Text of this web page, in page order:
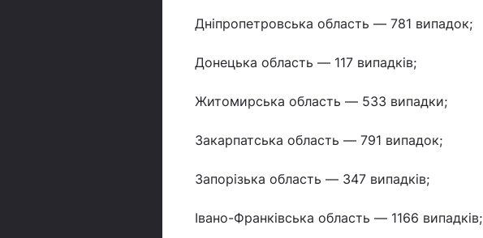
Дніпропетровська область — 781 випадок;
Донецька область — 117 випадків;
Житомирська область — 533 випадки;
Закарпатська область — 791 випадок;
Запорізька область — 347 випадків;
Івано-Франківська область — 1166 випадків;